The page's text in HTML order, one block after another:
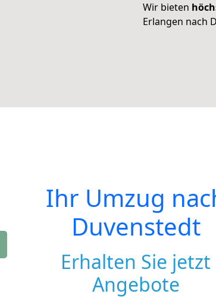
Wir bieten
Erlangen nach
Ihr Umzug
Duvenstedt
Erhalten Sie jetzt
Angebote